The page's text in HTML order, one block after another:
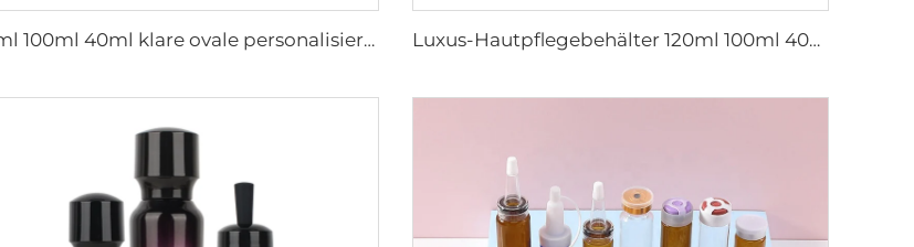
120ml 100ml 40ml klare ovale personalisierte leere Luxuskosmetik-Gesichtscreme-Dose Hautpflege-Flaschen-Sets Verpackung Luxus-Hautpflegebehälter 120ml 100ml 40ml 50g 20g leere gefrorene Tonerflasche klare Glasflasche mit Pumpe